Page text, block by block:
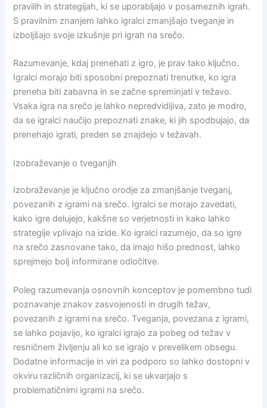
pravilih in strategijah, ki se uporabljajo v posameznih igrah.
S pravilnim znanjem lahko igralci zmanjšajo tveganje in
izboljšajo svoje izkušnje pri igrah na srečo.
Razumevanje, kdaj prenehati z igro, je prav tako ključno.
Igralci morajo biti sposobni prepoznati trenutke, ko igra
preneha biti zabavna in se začne spreminjati v težavo.
Vsaka igra na srečo je lahko nepredvidljiva, zato je modro,
da se igralci naučijo prepoznati znake, ki jih spodbujajo, da
prenehajo igrati, preden se znajdejo v težavah.
Izobraževanje o tveganjih
Izobraževanje je ključno orodje za zmanjšanje tveganj,
povezanih z igrami na srečo. Igralci se morajo zavedati,
kako igre delujejo, kakšne so verjetnosti in kako lahko
strategije vplivajo na izide. Ko igralci razumejo, da so igre
na srečo zasnovane tako, da imajo hišo prednost, lahko
sprejmejo bolj informirane odločitve.
Poleg razumevanja osnovnih konceptov je pomembno tudi
poznavanje znakov zasvojenosti in drugih težav,
povezanih z igrami na srečo. Tveganja, povezana z igrami,
se lahko pojavijo, ko igralci igrajo za pobeg od težav v
resničnem življenju ali ko se igrajo v prevelikem obsegu.
Dodatne informacije in viri za podporo so lahko dostopni v
okviru različnih organizacij, ki se ukvarjajo s
problematičnimi igrami na srečo.